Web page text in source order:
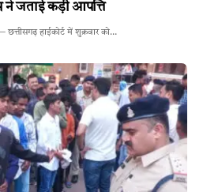
ने जताई कड़ी आपत्ति
हाईकोर्ट में शुक्रवार को…